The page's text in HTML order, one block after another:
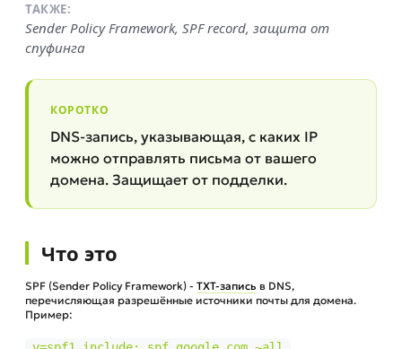
ТАКЖЕ:
Sender Policy Framework, SPF record, защита от
спуфинга
КОРОТКО
DNS-запись, указывающая, с каких IP
можно отправлять письма от вашего
домена. Защищает от подделки.
Что это
SPF (Sender Policy Framework) - TXT-запись в DNS,
перечисляющая разрешённые источники почты для домена.
Пример: